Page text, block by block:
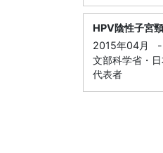
HPV陰性子宮
2015年04月
-
文部科学省・
代表者